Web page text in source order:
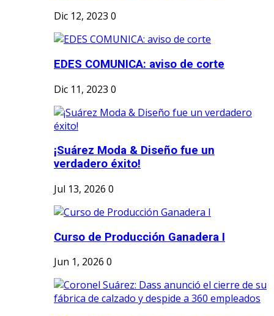
Dic 12, 2023 0
EDES COMUNICA: aviso de corte
Dic 11, 2023 0
¡Suárez Moda & Diseño fue un
verdadero éxito!
Jul 13, 2026 0
Curso de Producción Ganadera I
Jun 1, 2026 0